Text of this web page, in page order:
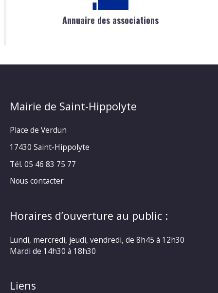
Annuaire des associations
Mairie de Saint-Hippolyte
Place de Verdun
17430 Saint-Hippolyte
Tél. 05 46 83 75 77
Nous contacter
Horaires d’ouverture au public :
Lundi, mercredi, jeudi, vendredi, de 8h45 à 12h30
Mardi de 14h30 à 18h30
Liens